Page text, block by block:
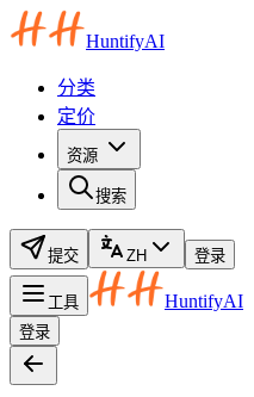
HuntifyAI
分类
定价
资源
搜索
提交 ZH 登录
工具 HuntifyAI
登录